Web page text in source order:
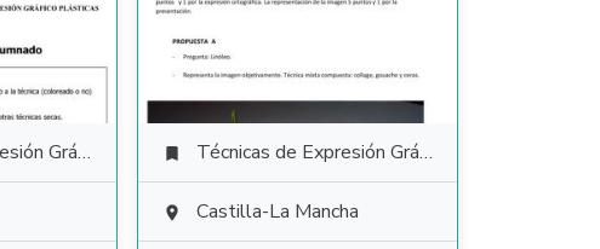
Plástica  Técnicas de Expresión Gráfico Plástica
 Castilla-La Mancha